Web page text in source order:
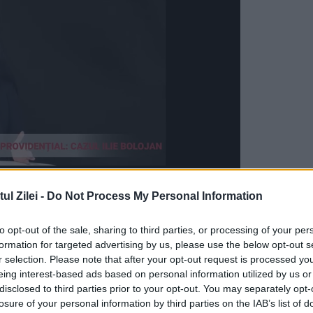
Zilei - Do Not Process My Personal Information
opt-out of the sale, sharing to third parties, or processing of your
for targeted advertising by us, please use the below opt-out
selection. Please note that after your opt-out request is processed
interest-based ads based on personal information utilized by us
to third parties prior to your opt-out. You may separately
of your personal information by third parties on the IAB’s list of
al Marii Loji Naționale din România,
propune să sprijine excelența, să sprijine
ceea ce cred că noi știm foarte bine și